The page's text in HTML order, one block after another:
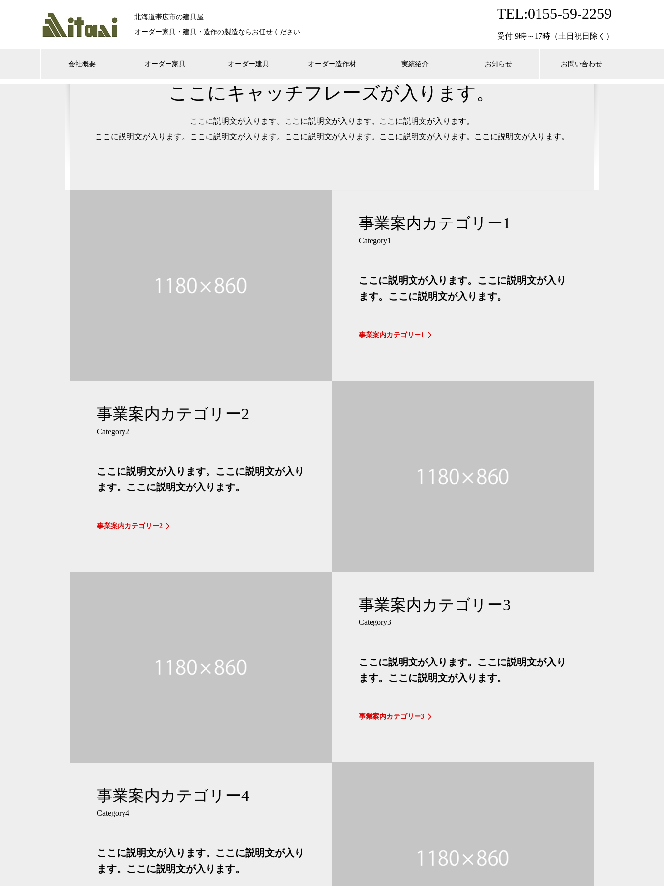
北海道帯広市の建具屋
オーダー家具・建具・造作の製造ならお任せください
TEL:0155-59-2259
受付 9時～17時（土日祝日除く）
会社概要 オーダー家具 オーダー建具 オーダー造作材 実績紹介 お知らせ お問い合わせ
ここにキャッチフレーズが入ります。
ここに説明文が入ります。ここに説明文が入ります。ここに説明文が入ります。
ここに説明文が入ります。ここに説明文が入ります。ここに説明文が入ります。ここに説明文が入ります。ここに説明文が入ります。
事業案内カテゴリー1
Category1
ここに説明文が入ります。ここに説明文が入り
ます。ここに説明文が入ります。
事業案内カテゴリー1
事業案内カテゴリー2
Category2
ここに説明文が入ります。ここに説明文が入り
ます。ここに説明文が入ります。
事業案内カテゴリー2
事業案内カテゴリー3
Category3
ここに説明文が入ります。ここに説明文が入り
ます。ここに説明文が入ります。
事業案内カテゴリー3
事業案内カテゴリー4
Category4
ここに説明文が入ります。ここに説明文が入り
ます。ここに説明文が入ります。